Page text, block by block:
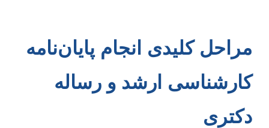
مراحل کلیدی انجام پایان‌نامه
کارشناسی ارشد و رساله
دکتری